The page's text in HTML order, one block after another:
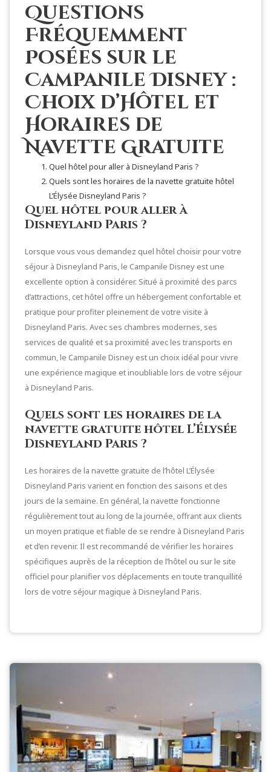
Questions
Fréquemment
Posées sur le
Campanile Disney :
Choix d’Hôtel et
Horaires de
Navette Gratuite
Quel hôtel pour aller à Disneyland Paris ?
Quels sont les horaires de la navette gratuite hôtel
L’Élysée Disneyland Paris ?
Quel hôtel pour aller à
Disneyland Paris ?
Lorsque vous vous demandez quel hôtel choisir pour votre
séjour à Disneyland Paris, le Campanile Disney est une
excellente option à considérer. Situé à proximité des parcs
d’attractions, cet hôtel offre un hébergement confortable et
pratique pour profiter pleinement de votre visite à
Disneyland Paris. Avec ses chambres modernes, ses
services de qualité et sa proximité avec les transports en
commun, le Campanile Disney est un choix idéal pour vivre
une expérience magique et inoubliable lors de votre séjour
à Disneyland Paris.
Quels sont les horaires de la
navette gratuite hôtel L’Élysée
Disneyland Paris ?
Les horaires de la navette gratuite de l’hôtel L’Élysée
Disneyland Paris varient en fonction des saisons et des
jours de la semaine. En général, la navette fonctionne
régulièrement tout au long de la journée, offrant aux clients
un moyen pratique et fiable de se rendre à Disneyland Paris
et d’en revenir. Il est recommandé de vérifier les horaires
spécifiques auprès de la réception de l’hôtel ou sur le site
officiel pour planifier vos déplacements en toute tranquillité
lors de votre séjour magique à Disneyland Paris.